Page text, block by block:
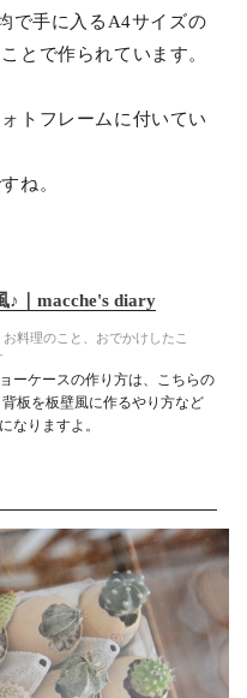
で手に入るA4サイズの
とで作られています。
トフレームに付いてい
ね。
♪｜macche's diary
料理のこと、おでかけしたこ
ーケースの作り方は、こちらの
板を板壁風に作るやり方など
なりますよ。